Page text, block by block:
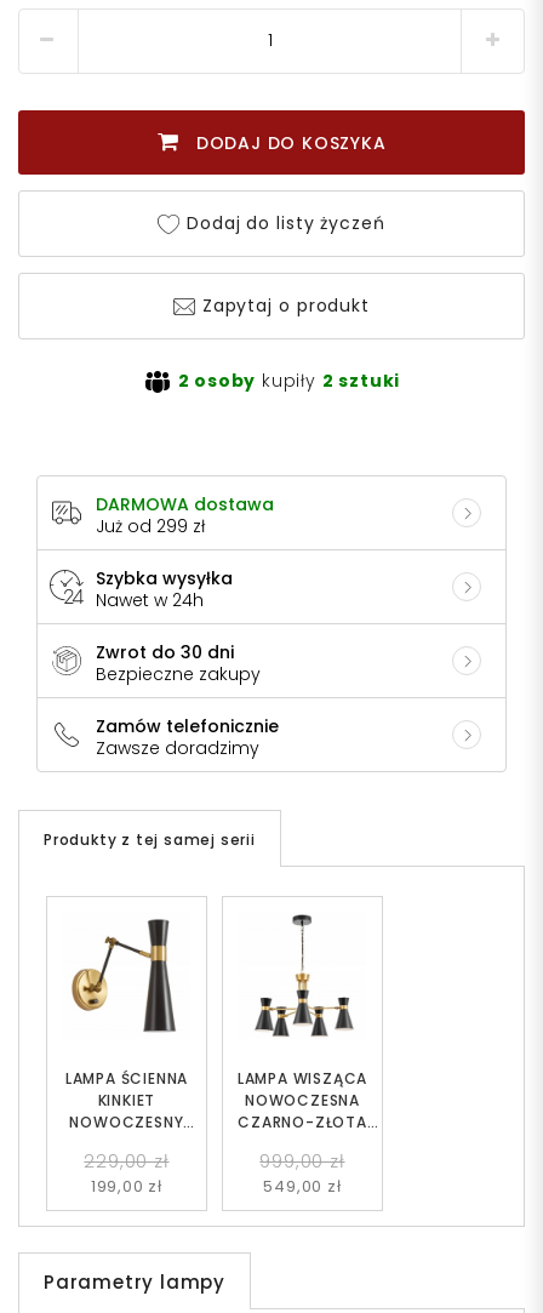
DODAJ DO KOSZYKA
Dodaj do listy życzeń
Zapytaj o produkt
2 osoby kupiły 2 sztuki
DARMOWA dostawa
Już od 299 zł
Szybka wysyłka
Nawet w 24h
Zwrot do 30 dni
Bezpieczne zakupy
Zamów telefonicznie
Zawsze doradzimy
Produkty z tej samej serii
LAMPA ŚCIENNA
KINKIET
NOWOCZESNY
229,00 zł
199,00 zł
LAMPA WISZĄCA
NOWOCZESNA
CZARNO-ZŁOTA
999,00 zł
549,00 zł
Parametry lampy